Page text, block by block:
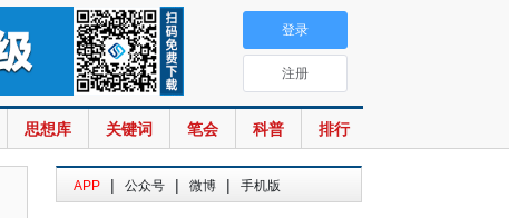
思想库 关键词 笔会 科普 排行
登录
注册
APP | 公众号 | 微博 | 手机版